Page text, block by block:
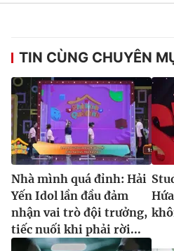
TIN CÙNG CHUYÊN
Nhà mình quá đỉnh: Hải
Yến Idol lần đầu đảm
nhận vai trò đội trưởng,
tiếc nuối khi phải rời...